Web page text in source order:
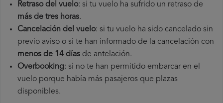
Retraso del vuelo: si tu vuelo ha sufrido un retraso de
más de tres horas.
Cancelación del vuelo: si tu vuelo ha sido cancelado sin
previo aviso o si te han informado de la cancelación con
menos de 14 días de antelación.
Overbooking: si no te han permitido embarcar en el
vuelo porque había más pasajeros que plazas
disponibles.